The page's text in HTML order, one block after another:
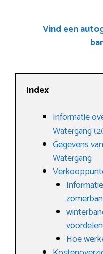
Vind een
Index
Informatie
Watergang
Gegevens
Watergang
voordelen
Hoe